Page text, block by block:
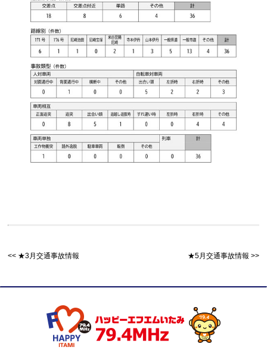
★3月交通事故情報 ★5月交通事故情報